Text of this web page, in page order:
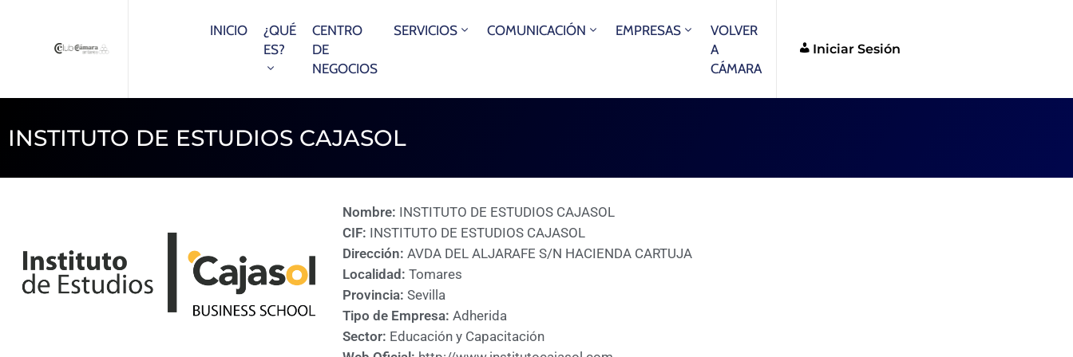
INICIO
¿QUÉ
ES?
CENTRO
DE
NEGOCIOS
SERVICIOS COMUNICACIÓN EMPRESAS
VOLVER
A
CÁMARA
Iniciar Sesión
INSTITUTO DE ESTUDIOS CAJASOL
Nombre: INSTITUTO DE ESTUDIOS CAJASOL
CIF: INSTITUTO DE ESTUDIOS CAJASOL
Dirección: AVDA DEL ALJARAFE S/N HACIENDA CARTUJA
Localidad: Tomares
Provincia: Sevilla
Tipo de Empresa: Adherida
Sector: Educación y Capacitación